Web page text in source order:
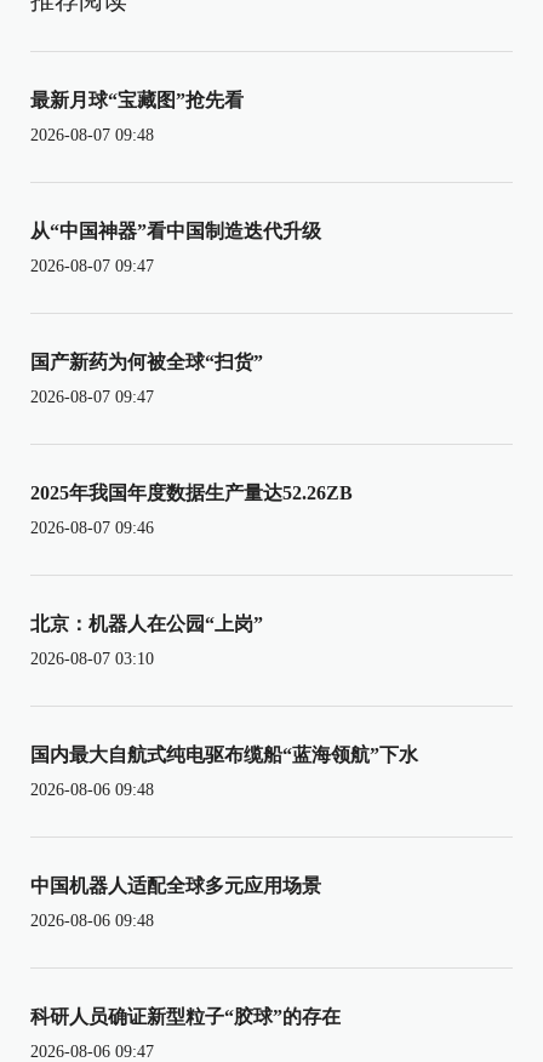
最新月球“宝藏图”抢先看
2026-08-07 09:48
从“中国神器”看中国制造迭代升级
2026-08-07 09:47
国产新药为何被全球“扫货”
2026-08-07 09:47
2025年我国年度数据生产量达52.26ZB
2026-08-07 09:46
北京：机器人在公园“上岗”
2026-08-07 03:10
国内最大自航式纯电驱布缆船“蓝海领航”下水
2026-08-06 09:48
中国机器人适配全球多元应用场景
2026-08-06 09:48
科研人员确证新型粒子“胶球”的存在
2026-08-06 09:47